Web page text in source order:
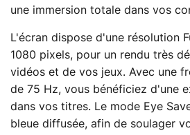
une immersion totale dans vos
L'écran dispose d'une résolution
1080 pixels, pour un rendu très
vidéos et de vos jeux. Avec une
de 75 Hz, vous bénéficiez d'une
dans vos titres. Le mode Eye
bleue diffusée, afin de soulager